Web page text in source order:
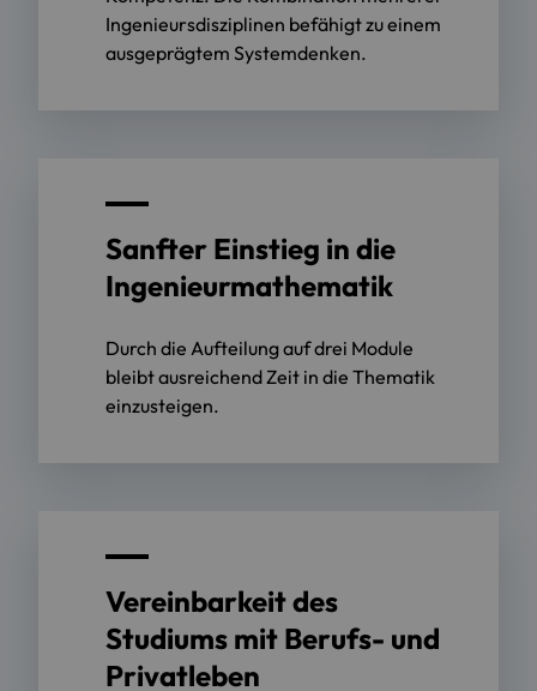
Ingenieursdisziplinen befähigt zu einem
ausgeprägtem Systemdenken.
Sanfter Einstieg in die
Ingenieurmathematik
Durch die Aufteilung auf drei Module
bleibt ausreichend Zeit in die Thematik
einzusteigen.
Vereinbarkeit des
Studiums mit Berufs- und
Privatleben